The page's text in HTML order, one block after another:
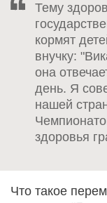
Тему
кормят
внучку:
она
день. Я
нашей
здоровья
Что такое